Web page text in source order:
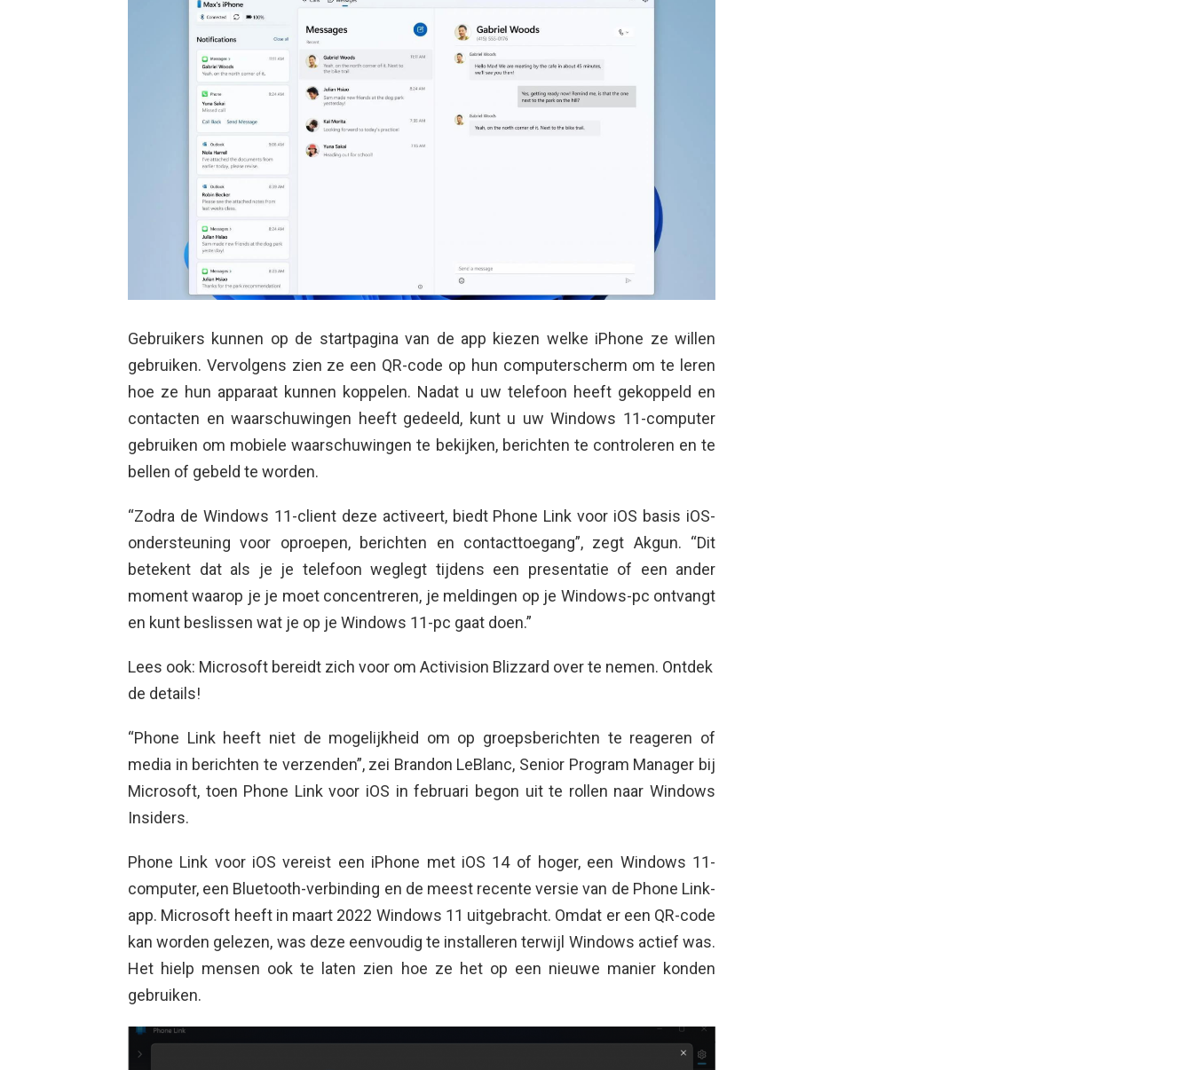
Gebruikers kunnen op de startpagina van de app kiezen welke iPhone ze willen
gebruiken. Vervolgens zien ze een QR-code op hun computerscherm om te leren
hoe ze hun apparaat kunnen koppelen. Nadat u uw telefoon heeft gekoppeld en
contacten en waarschuwingen heeft gedeeld, kunt u uw Windows 11-computer
gebruiken om mobiele waarschuwingen te bekijken, berichten te controleren en te
bellen of gebeld te worden.
“Zodra de Windows 11-client deze activeert, biedt Phone Link voor iOS basis iOS-
ondersteuning voor oproepen, berichten en contacttoegang”, zegt Akgun. “Dit
betekent dat als je je telefoon weglegt tijdens een presentatie of een ander
moment waarop je je moet concentreren, je meldingen op je Windows-pc ontvangt
en kunt beslissen wat je op je Windows 11-pc gaat doen.”
Lees ook: Microsoft bereidt zich voor om Activision Blizzard over te nemen. Ontdek
de details!
“Phone Link heeft niet de mogelijkheid om op groepsberichten te reageren of
media in berichten te verzenden”, zei Brandon LeBlanc, Senior Program Manager bij
Microsoft, toen Phone Link voor iOS in februari begon uit te rollen naar Windows
Insiders.
Phone Link voor iOS vereist een iPhone met iOS 14 of hoger, een Windows 11-
computer, een Bluetooth-verbinding en de meest recente versie van de Phone Link-
app. Microsoft heeft in maart 2022 Windows 11 uitgebracht. Omdat er een QR-code
kan worden gelezen, was deze eenvoudig te installeren terwijl Windows actief was.
Het hielp mensen ook te laten zien hoe ze het op een nieuwe manier konden
gebruiken.